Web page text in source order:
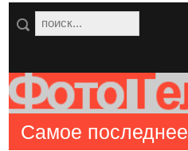
Самое последнее